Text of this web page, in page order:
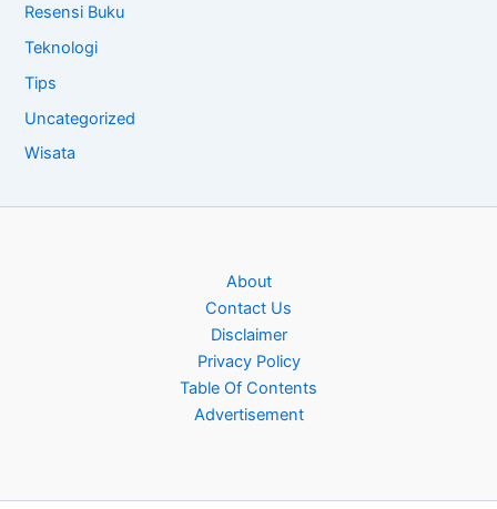
Resensi Buku
Teknologi
Tips
Uncategorized
Wisata
About
Contact Us
Disclaimer
Privacy Policy
Table Of Contents
Advertisement